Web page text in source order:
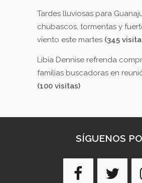
Tardes lluviosas para
chubascos, tormentas y
viento este martes (345
Libia Dennise refrenda
familias buscadoras en
(100 visitas)
SÍGUENOS